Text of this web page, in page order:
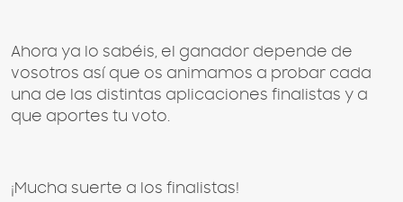
Ahora ya lo sabéis, el ganador depende de
vosotros así que os animamos a probar cada
una de las distintas aplicaciones finalistas y a
que aportes tu voto.
¡Mucha suerte a los finalistas!